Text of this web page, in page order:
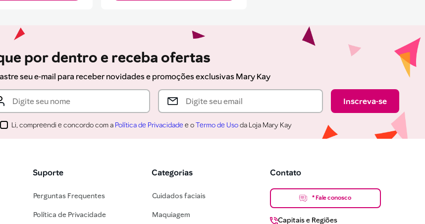
por dentro e receba ofertas
seu e-mail para receber novidades e promoções exclusivas Mary Kay
Inscreva-se
Li, compreendi e concordo com a Política de Privacidade e oTermo de Usoda Loja Mary Kay
Suporte
Perguntas Frequentes
Política de Privacidade
Categorias
Cuidados faciais
Maquiagem
Contato
* Fale conosco
Capitais e Regiões